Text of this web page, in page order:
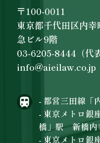
〒100-0011
東京都千代田区内
急ビル9階
03-6205-8444（代表
info@aieilaw.co.jp
- 都営三田線「
- 東京メトロ銀
橋」駅 新橋内
- 東京メトロ銀